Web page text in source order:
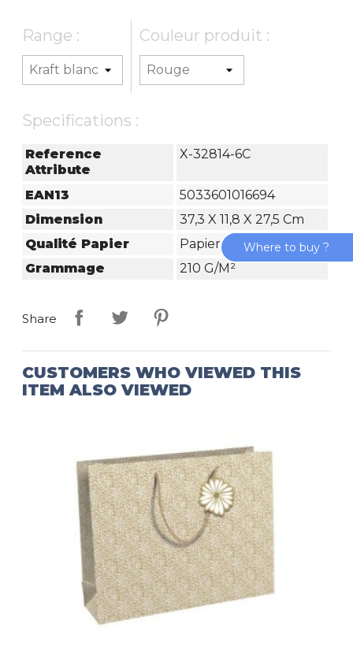
Range : Couleur produit :
Specifications :
Reference
Attribute
X-32814-6C
EAN13
5033601016694
Dimension
37,3 X 11,8 X 27,5 Cm
Qualité Papier
Papier Kraft
Grammage
210 G/m²
Share
CUSTOMERS WHO VIEWED THIS
ITEM ALSO VIEWED
Where to buy ?